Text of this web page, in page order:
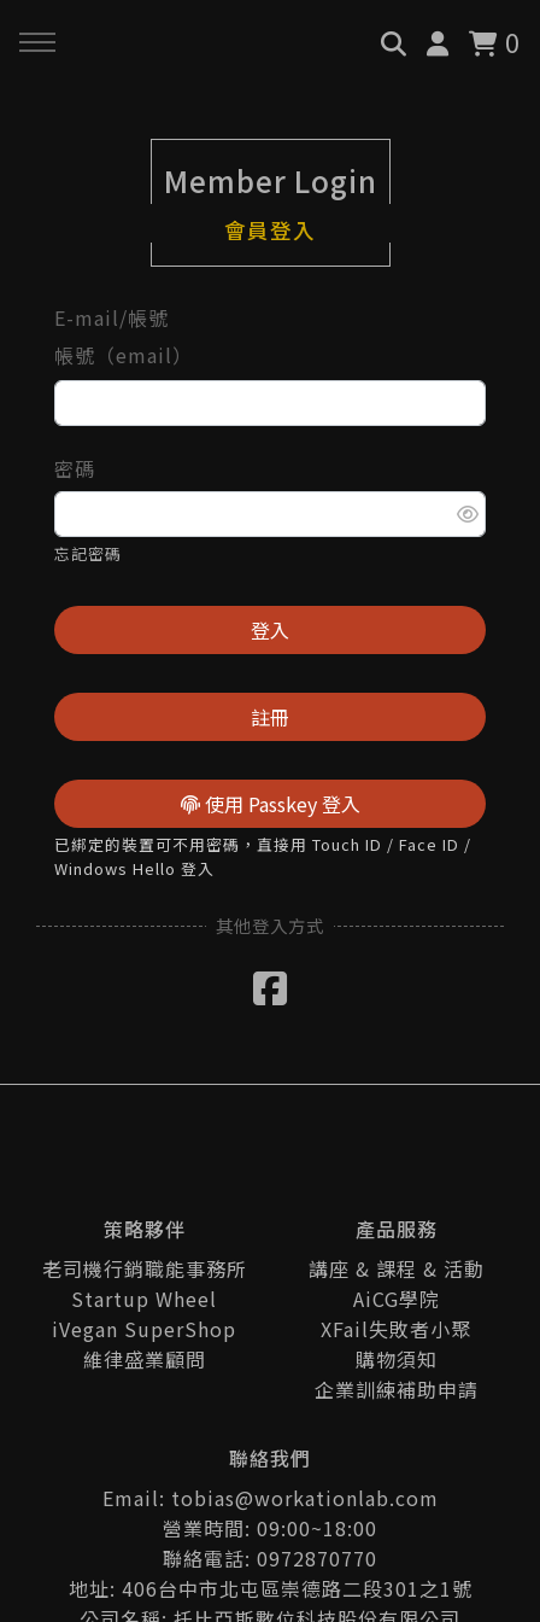
0
品牌故事
執行實績
課程 & 活動
小型人力提升計畫申請
大型人力提升計畫申請
止)
創業顧問免費諮詢申請
Member Login
會員登入
E-mail/帳號
帳號（email）
密碼
忘記密碼
登入
註冊
使用 Passkey 登入
已綁定的裝置可不用密碼，直接用 Touch ID / Face ID /
Windows Hello 登入
策略夥伴
老司機行銷職能事務所
Startup Wheel
iVegan SuperShop
維律盛業顧問
產品服務
講座 & 課程 & 活動
AiCG學院
XFail失敗者小聚
購物須知
企業訓練補助申請
聯絡我們
Email: tobias@workationlab.com
營業時間: 09:00~18:00
聯絡電話: 0972870770
地址: 406台中市北屯區崇德路二段301之1號